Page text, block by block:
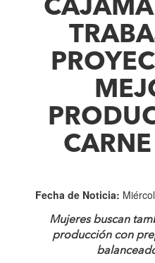
Fecha de Noticia:
Mujeres buscan
producción con